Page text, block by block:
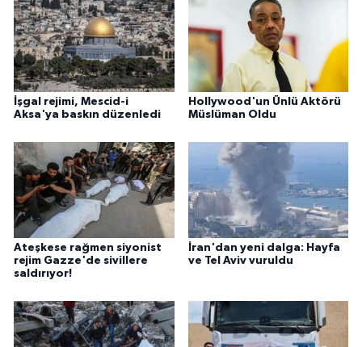
İşgal rejimi, Mescid-i
Aksa'ya baskın düzenledi
Hollywood'un Ünlü Aktörü
Müslüman Oldu
Ateşkese rağmen siyonist
rejim Gazze'de sivillere
saldırıyor!
İran'dan yeni dalga: Hayfa
ve Tel Aviv vuruldu